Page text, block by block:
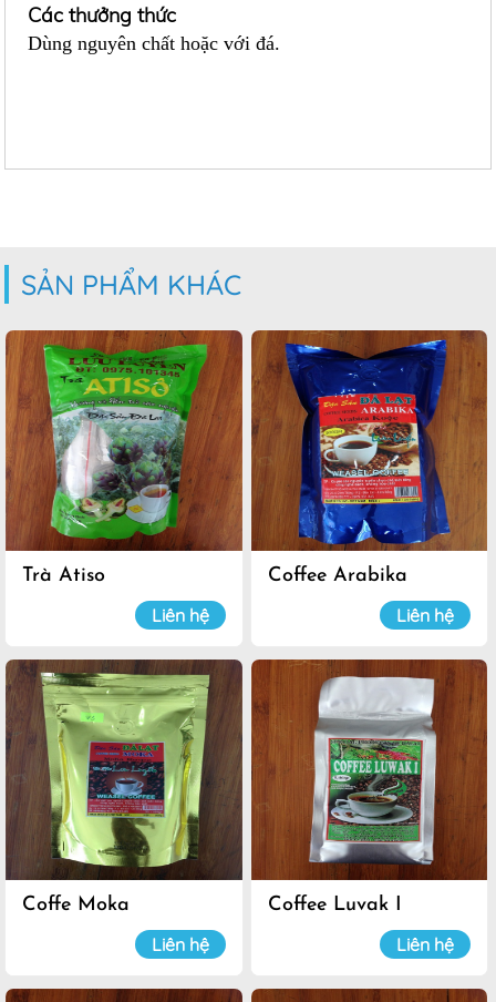
Các thưởng thức
Dùng nguyên chất hoặc với đá.
SẢN PHẨM KHÁC
Trà Atiso
Liên hệ
Coffee Arabika
Liên hệ
Coffe Moka
Liên hệ
Coffee Luvak I
Liên hệ